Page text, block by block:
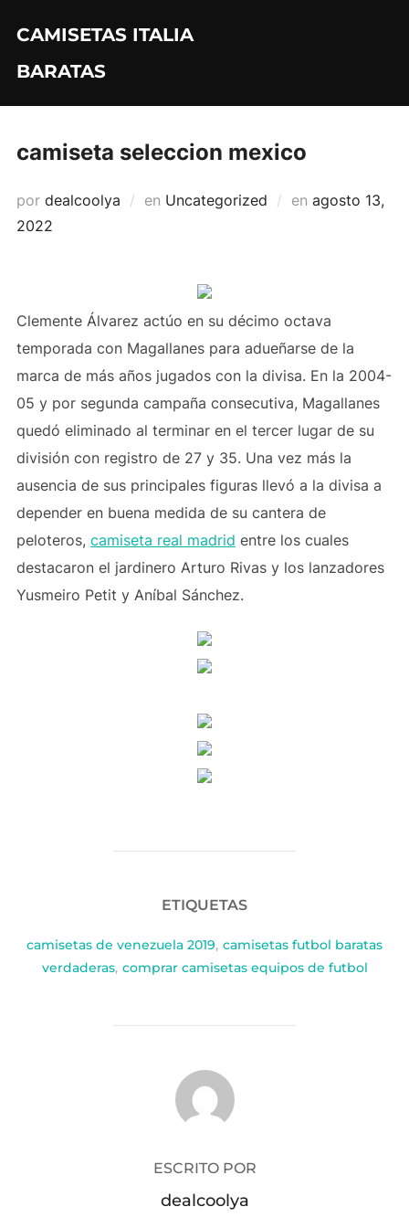
contenido
CAMISETAS ITALIA
BARATAS
camiseta seleccion mexico
por dealcoolya en Uncategorized en Publicado
agosto 13,
2022
Clemente Álvarez actúo en su décimo octava
temporada con Magallanes para adueñarse de la
marca de más años jugados con la divisa. En la 2004-
05 y por segunda campaña consecutiva, Magallanes
quedó eliminado al terminar en el tercer lugar de su
división con registro de 27 y 35. Una vez más la
ausencia de sus principales figuras llevó a la divisa a
depender en buena medida de su cantera de
peloteros, camiseta real madrid entre los cuales
destacaron el jardinero Arturo Rivas y los lanzadores
Yusmeiro Petit y Aníbal Sánchez.
ETIQUETAS
camisetas de venezuela 2019, camisetas futbol baratas
verdaderas, comprar camisetas equipos de futbol
AUTOR DE LA PUBLICACIÓN
ESCRITO POR
dealcoolya